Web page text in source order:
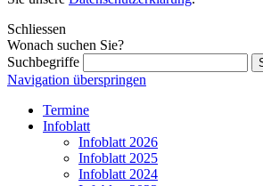
Schliessen
Wonach suchen Sie?
Suchbegriffe
Navigation überspringen
Termine
Infoblatt
Infoblatt 2026
Infoblatt 2025
Infoblatt 2024